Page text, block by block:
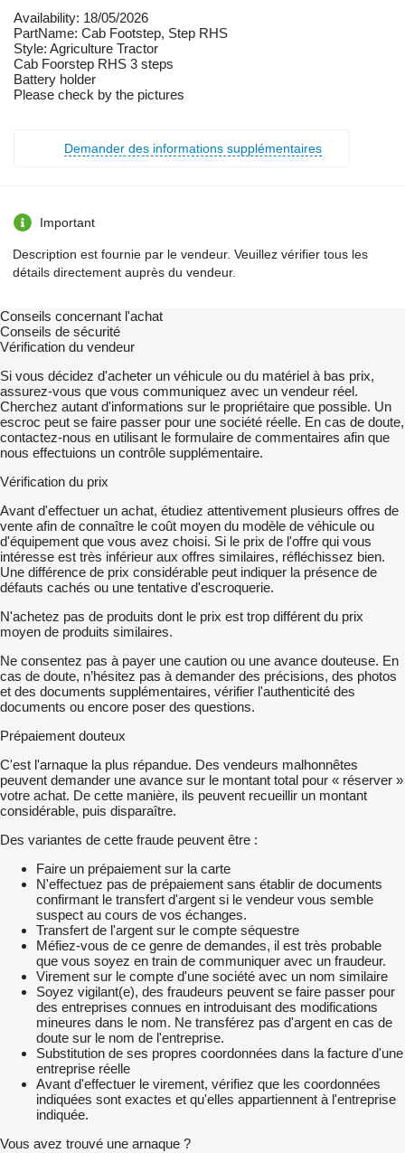
Availability: 18/05/2026
PartName: Cab Footstep, Step RHS
Style: Agriculture Tractor
Cab Foorstep RHS 3 steps
Battery holder
Please check by the pictures
Demander des informations supplémentaires
Important
Description est fournie par le vendeur. Veuillez vérifier tous les
détails directement auprès du vendeur.
Conseils concernant l'achat
Conseils de sécurité
Vérification du vendeur
Si vous décidez d'acheter un véhicule ou du matériel à bas prix,
assurez-vous que vous communiquez avec un vendeur réel.
Cherchez autant d'informations sur le propriétaire que possible. Un
escroc peut se faire passer pour une société réelle. En cas de doute,
contactez-nous en utilisant le formulaire de commentaires afin que
nous effectuions un contrôle supplémentaire.
Vérification du prix
Avant d'effectuer un achat, étudiez attentivement plusieurs offres de
vente afin de connaître le coût moyen du modèle de véhicule ou
d'équipement que vous avez choisi. Si le prix de l'offre qui vous
intéresse est très inférieur aux offres similaires, réfléchissez bien.
Une différence de prix considérable peut indiquer la présence de
défauts cachés ou une tentative d'escroquerie.
N'achetez pas de produits dont le prix est trop différent du prix
moyen de produits similaires.
Ne consentez pas à payer une caution ou une avance douteuse. En
cas de doute, n’hésitez pas à demander des précisions, des photos
et des documents supplémentaires, vérifier l'authenticité des
documents ou encore poser des questions.
Prépaiement douteux
C'est l'arnaque la plus répandue. Des vendeurs malhonnêtes
peuvent demander une avance sur le montant total pour « réserver »
votre achat. De cette manière, ils peuvent recueillir un montant
considérable, puis disparaître.
Des variantes de cette fraude peuvent être :
Faire un prépaiement sur la carte
N'effectuez pas de prépaiement sans établir de documents
confirmant le transfert d'argent si le vendeur vous semble
suspect au cours de vos échanges.
Transfert de l'argent sur le compte séquestre
Méfiez-vous de ce genre de demandes, il est très probable
que vous soyez en train de communiquer avec un fraudeur.
Virement sur le compte d'une société avec un nom similaire
Soyez vigilant(e), des fraudeurs peuvent se faire passer pour
des entreprises connues en introduisant des modifications
mineures dans le nom. Ne transférez pas d'argent en cas de
doute sur le nom de l'entreprise.
Substitution de ses propres coordonnées dans la facture d'une
entreprise réelle
Avant d'effectuer le virement, vérifiez que les coordonnées
indiquées sont exactes et qu'elles appartiennent à l'entreprise
indiquée.
Vous avez trouvé une arnaque ?